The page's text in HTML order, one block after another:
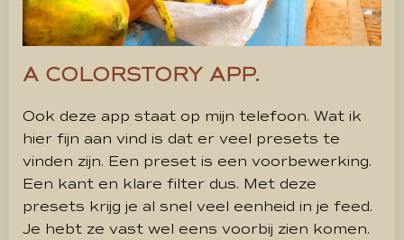
A COLORSTORY APP.
Ook deze app staat op mijn telefoon. Wat ik
hier fijn aan vind is dat er veel presets te
vinden zijn. Een preset is een voorbewerking.
Een kant en klare filter dus. Met deze
presets krijg je al snel veel eenheid in je feed.
Je hebt ze vast wel eens voorbij zien komen.